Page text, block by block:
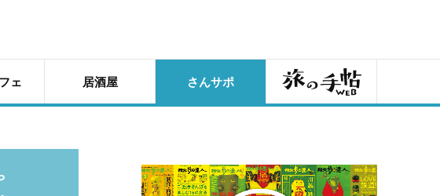
ェ 居酒屋 さんサポ 旅の手帖